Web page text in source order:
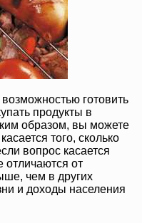
готовить
продукты в
образом, вы можете
того, сколько
вопрос касается
отличаются от
чем в других
и доходы населения